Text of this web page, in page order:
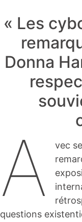
« Les
Donna
A
vec
questions